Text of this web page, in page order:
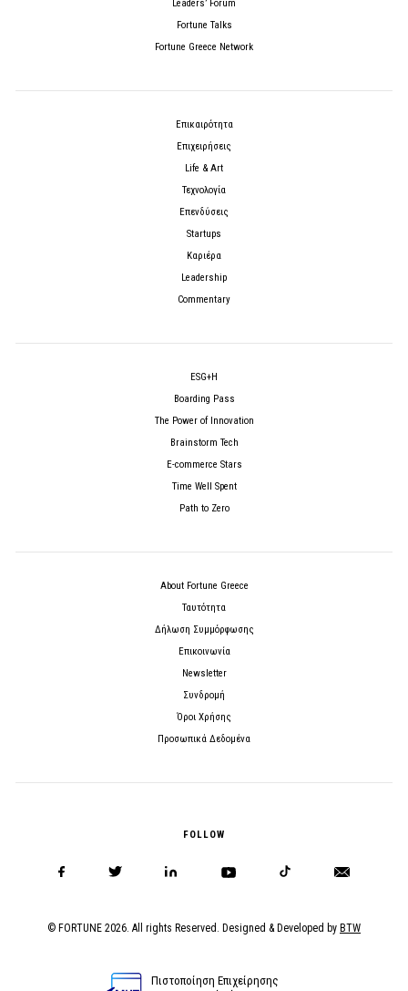
Leaders’ Forum
Fortune Talks
Fortune Greece Network
Επικαιρότητα
Επιχειρήσεις
Life & Art
Τεχνολογία
Επενδύσεις
Startups
Καριέρα
Leadership
Commentary
ESG+H
Boarding Pass
The Power of Innovation
Brainstorm Tech
E-commerce Stars
Time Well Spent
Path to Zero
About Fortune Greece
Ταυτότητα
Δήλωση Συμμόρφωσης
Επικοινωνία
Newsletter
Συνδρομή
Όροι Χρήσης
Προσωπικά Δεδομένα
FOLLOW
© FORTUNE 2026. All rights Reserved. Designed & Developed by BTW
Πιστοποίηση Επιχείρησης